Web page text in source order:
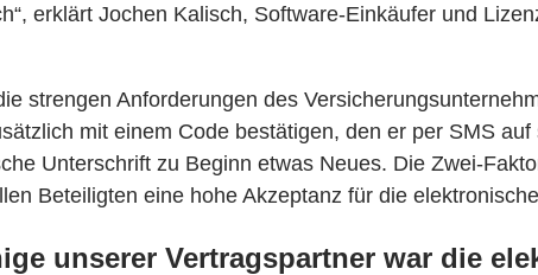
erklärt Jochen Kalisch, Software-Einkäufer und
strengen Anforderungen des
mit einem Code bestätigen, den er per SMS
Unterschrift zu Beginn etwas Neues. Die Zwei-
Beteiligten eine hohe Akzeptanz für die
unserer Vertragspartner war die